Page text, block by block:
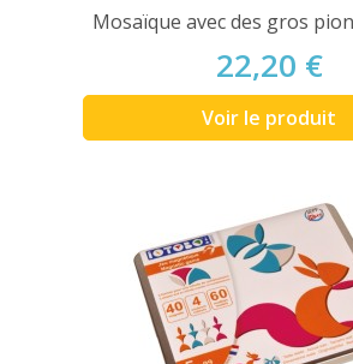
Mosaïque avec des gros
22,20 €
Voir le produit